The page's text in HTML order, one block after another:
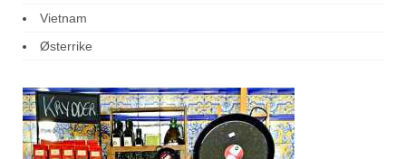
Vietnam
Østerrike